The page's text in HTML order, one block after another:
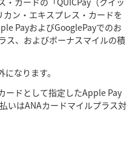
ン・エキスプレス・カードを
PayおよびGooglePayでのお
ス、およびボーナスマイルの積
なります。
ードとして指定したApple Pay
いはANAカードマイルプラス対